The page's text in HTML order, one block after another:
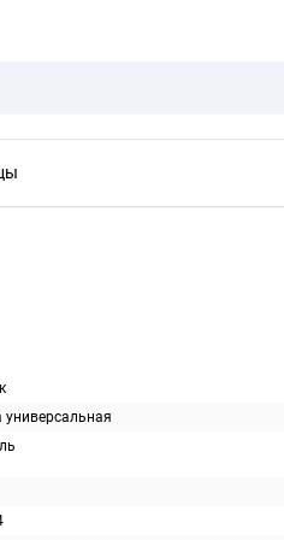
универсальная